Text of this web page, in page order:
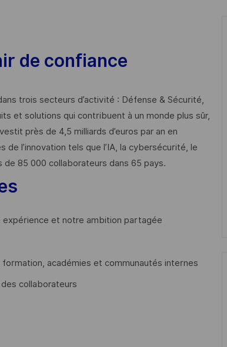
de confiance
trois secteurs d’activité : Défense & Sécurité,
et solutions qui contribuent à un monde plus sûr,
près de 4,5 milliards d’euros par an en
l’innovation tels que l’IA, la cybersécurité, le
85 000 collaborateurs dans 65 pays.
et notre ambition partagée
académies et communautés internes
collaborateurs